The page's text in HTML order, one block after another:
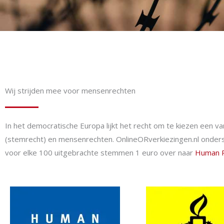
Wij strijden mee voor mensenrechten
In het democratische Europa lijkt het recht om te kiezen een
(stemrecht) en mensenrechten. OnlineORverkiezingen.nl
voor elke 100 uitgebrachte stemmen 1 euro over naar Human